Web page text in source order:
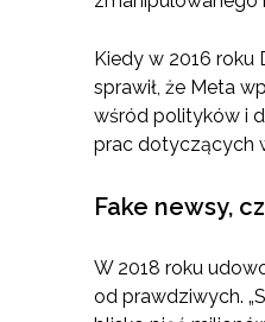
Kiedy w 2016 roku
sprawił, że Meta
wśród polityków i
prac dotyczących
Fake newsy,
W 2018 roku
od prawdziwych.